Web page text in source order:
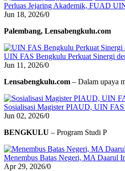
Perluas Jejaring Akademik, FUAD
Jun 18, 2026/0
Palembang, Lensabengkulu.com
UIN FAS Bengkulu Perkuat Sinergi
Jun 11, 2026/0
Lensabengkulu.com – Dalam upaya
Sosialisasi Magister PIAUD, UIN
Jun 02, 2026/0
BENGKULU – Program Studi P
Menembus Batas Negeri, MA Daarul
Apr 29, 2026/0